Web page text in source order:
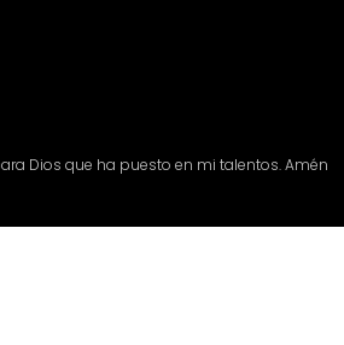
Dios que ha puesto en mi talentos. Amén